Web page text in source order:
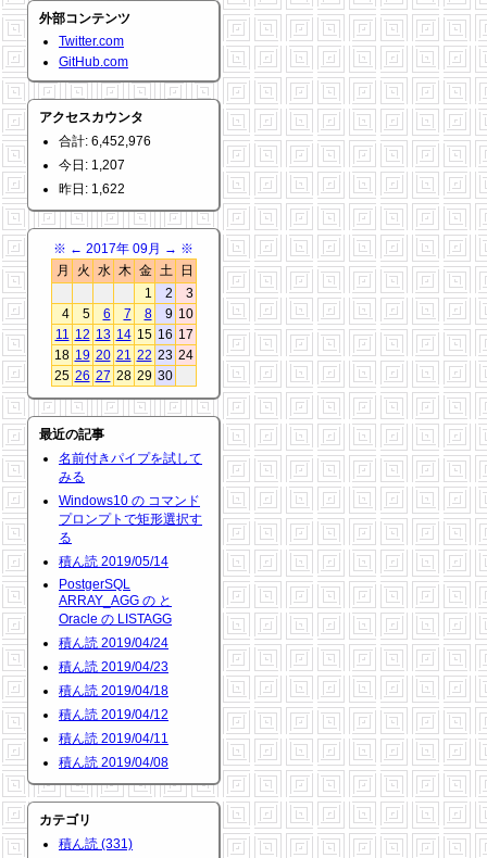
外部コンテンツ
Twitter.com
GitHub.com
アクセスカウンタ
合計: 6,452,976
今日: 1,207
昨日: 1,622
※ ← 2017年 09月 → ※
月
火 水 木 金 土
日
1
2
3
4
5 6 7 8 9 10
11 12 13 14 15 16 17
18 19 20 21 22 23 24
25 26 27 28 29 30
最近の記事
名前付きパイプを試して
みる
Windows10 の コマンド
プロンプトで矩形選択す
る
積ん読 2019/05/14
PostgerSQL
ARRAY_AGG の と
Oracle の LISTAGG
積ん読 2019/04/24
積ん読 2019/04/23
積ん読 2019/04/18
積ん読 2019/04/12
積ん読 2019/04/11
積ん読 2019/04/08
カテゴリ
積ん読 (331)